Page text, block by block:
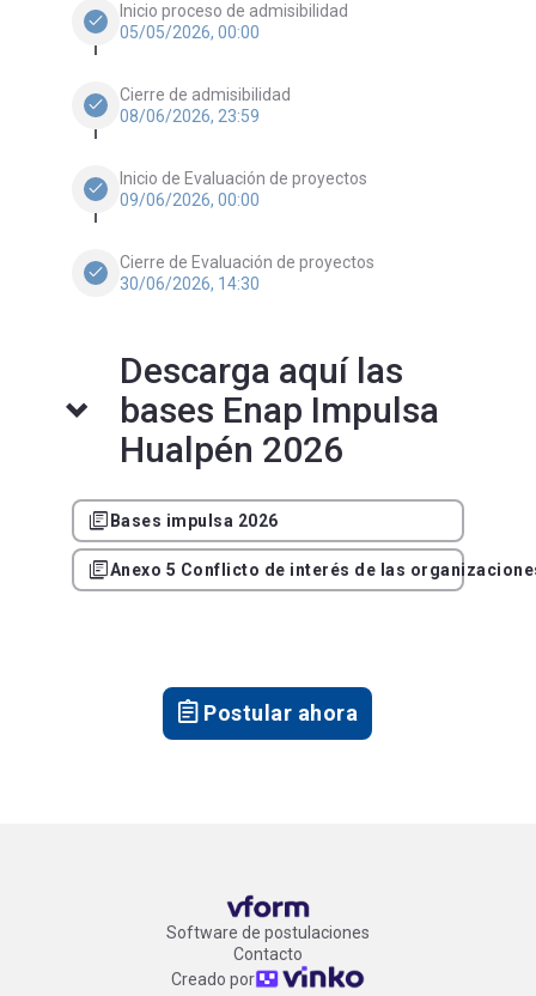
check
Inicio proceso de admisibilidad
05/05/2026, 00:00
check
Cierre de admisibilidad
08/06/2026, 23:59
check
Inicio de Evaluación de proyectos
09/06/2026, 00:00
check
Cierre de Evaluación de proyectos
30/06/2026, 14:30
Descarga aquí las
bases Enap Impulsa
Hualpén 2026
library_booksBases impulsa 2026
library_booksAnexo 5 Conflicto de interés de las
assignment Postular ahora
Software de postulaciones
Contacto
Creado por